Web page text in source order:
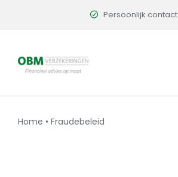
Persoonlijk contact
Home • Fraudebeleid